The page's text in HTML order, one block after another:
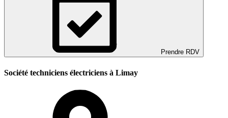
Prendre RDV
Société techniciens électriciens à Limay